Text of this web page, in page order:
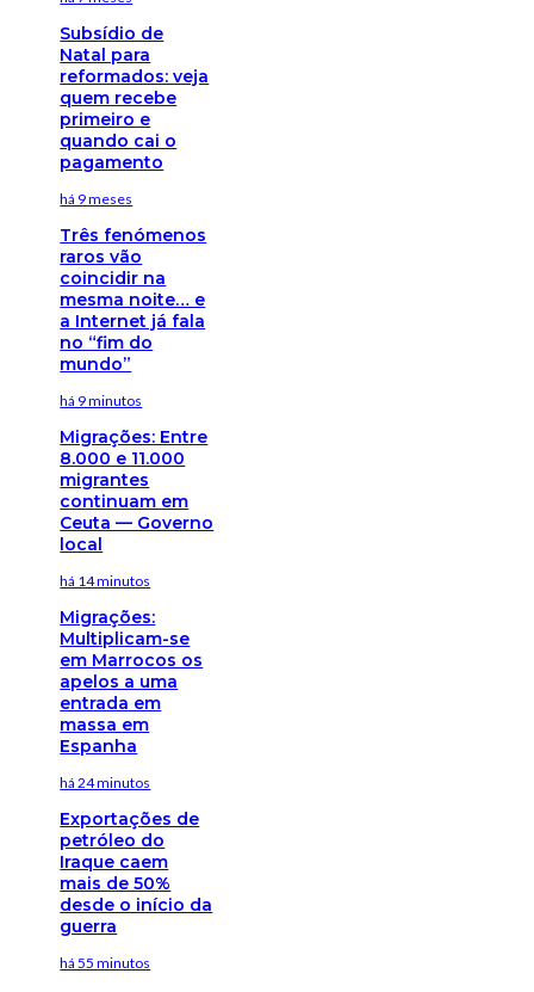
Subsídio de
Natal para
reformados: veja
quem recebe
primeiro e
quando cai o
pagamento
há 9 meses
Três fenómenos
raros vão
coincidir na
mesma noite… e
a Internet já fala
no “fim do
mundo”
há 9 minutos
Migrações: Entre
8.000 e 11.000
migrantes
continuam em
Ceuta — Governo
local
há 14 minutos
Migrações:
Multiplicam-se
em Marrocos os
apelos a uma
entrada em
massa em
Espanha
há 24 minutos
Exportações de
petróleo do
Iraque caem
mais de 50%
desde o início da
guerra
há 55 minutos